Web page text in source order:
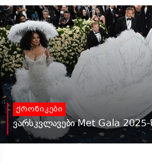
ქრონიკები
ვარსკვლავები Met Gala